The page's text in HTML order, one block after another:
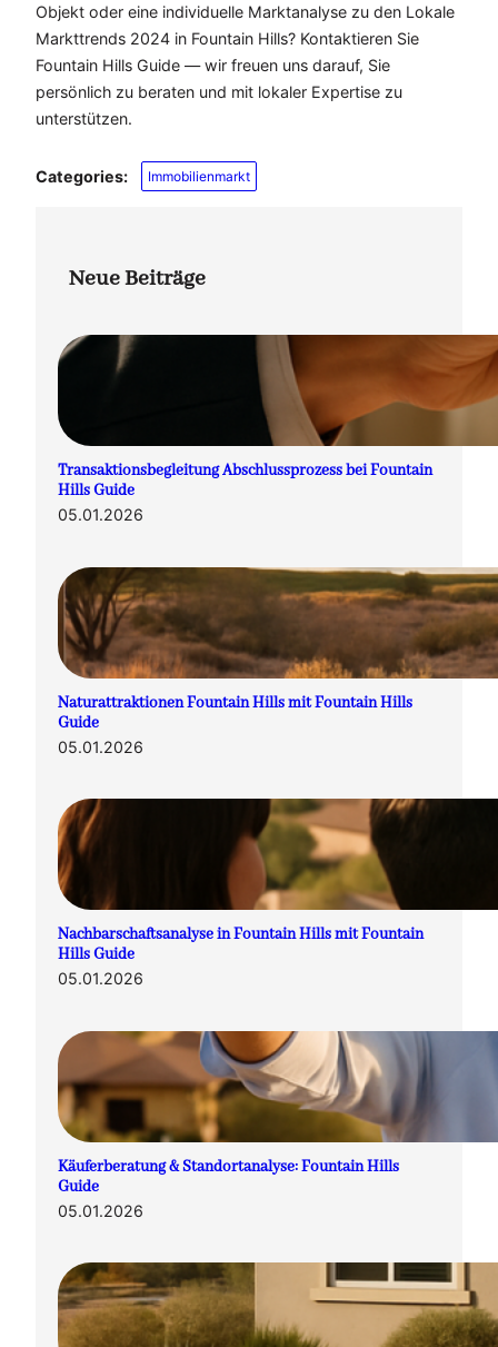
Objekt oder eine individuelle Marktanalyse zu den Lokale
Markttrends 2024 in Fountain Hills? Kontaktieren Sie
Fountain Hills Guide — wir freuen uns darauf, Sie
persönlich zu beraten und mit lokaler Expertise zu
unterstützen.
Categories: Immobilienmarkt
Neue Beiträge
Transaktionsbegleitung Abschlussprozess bei Fountain
Hills Guide
05.01.2026
Naturattraktionen Fountain Hills mit Fountain Hills
Guide
05.01.2026
Nachbarschaftsanalyse in Fountain Hills mit Fountain
Hills Guide
05.01.2026
Käuferberatung & Standortanalyse: Fountain Hills
Guide
05.01.2026